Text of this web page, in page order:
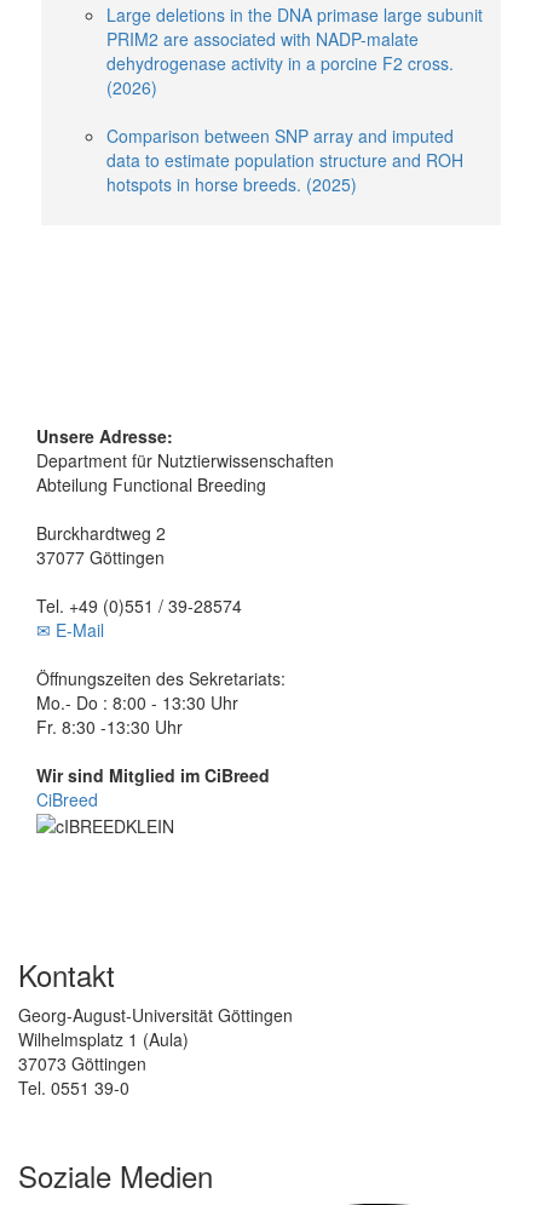
Large deletions in the DNA primase large subunit
PRIM2 are associated with NADP-malate
dehydrogenase activity in a porcine F2 cross.
(2026)
Comparison between SNP array and imputed
data to estimate population structure and ROH
hotspots in horse breeds. (2025)
Unsere Adresse:
Department für Nutztierwissenschaften
Abteilung Functional Breeding
Burckhardtweg 2
37077 Göttingen
Tel. +49 (0)551 / 39-28574
✉ E-Mail
Öffnungszeiten des Sekretariats:
Mo.- Do : 8:00 - 13:30 Uhr
Fr. 8:30 -13:30 Uhr
Wir sind Mitglied im CiBreed
CiBreed
Kontakt
Georg-August-Universität Göttingen
Wilhelmsplatz 1 (Aula)
37073 Göttingen
Tel. 0551 39-0
Soziale Medien